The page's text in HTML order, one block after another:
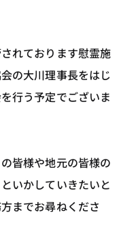
れております慰霊施
の大川理事長をはじ
行う予定でございま
皆様や地元の皆様の
いかしていきたいと
までお尋ねくださ